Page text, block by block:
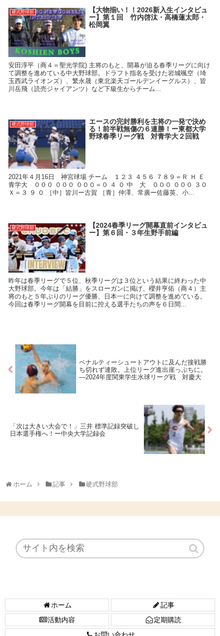
硬式野球部
【大物揃い！！2026新入生インタビュ
ー】第１回 竹内啓汰・高橋蓮太郎・
松岡翼
安田淳平（商４＝聖光学院) 主将のもと、開幕が迫る春季リーグに向け
て調整を進めている中大野球部。ドラフト指名を受けた岩城颯空（埼
玉西武ライオンズ）、繁永晟（東北楽天ゴールデンイーグルス）、皆
川岳飛（読売ジャイアンツ）など下級生からチーム...
硬式野球部
エースの完封勝利を主将の一発で決め
る！前半戦無傷の６連勝！ー東都大学
野球春季リーグ戦 対青学大２回戦
2021年４月16日 神宮球場 チーム １２３ ４５６ ７８９＝Ｒ Ｈ Ｅ
青学大 ０００ ０００ ０００＝０ ４ ０ 中 大 ０００ ０００ ３０
Ｘ＝３ ９ ０ ［中］皆川ー古賀 ［青］仲澤、常廣ー佐藤英、小...
硬式野球部
【2024春季リーグ開幕直前インタビュ
ー】第６回・３年生野手前編
昨年は春季リーグで５位、秋季リーグは３位という結果に終わった中
大野球部。今年は「結勝」をスローガンに掲げ、櫻井亨佑（商４）主
将のもと５年ぶりのリーグ優勝、日本一に向けて調整を進めている。
今回は春季リーグ開幕を目前に控える選手たちの声を６日間...
ペナルティーシュートアウトに及んだ接戦勝
ち切れず連敗。上位リーグ進出崖っぷちに。
―2024年度関東学生水球リーグ戦 対慶大
「次は大きい大会で！」三井 標準記録突破し
日本選手権へ！ー中央大学記録会
ホーム 記事 硬式野球部
ホーム
記事
活動内容
定期購読
お問い合わせ